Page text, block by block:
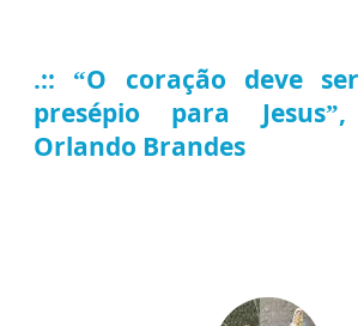
.:: “O coração deve
presépio para
Orlando Brandes